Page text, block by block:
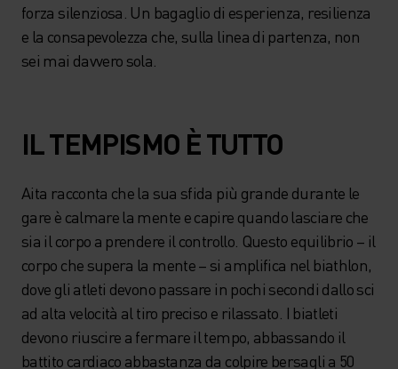
forza silenziosa. Un bagaglio di esperienza, resilienza
e la consapevolezza che, sulla linea di partenza, non
sei mai davvero sola.
IL TEMPISMO È TUTTO
Aita racconta che la sua sfida più grande durante le
gare è calmare la mente e capire quando lasciare che
sia il corpo a prendere il controllo. Questo equilibrio – il
corpo che supera la mente – si amplifica nel biathlon,
dove gli atleti devono passare in pochi secondi dallo sci
ad alta velocità al tiro preciso e rilassato. I biatleti
devono riuscire a fermare il tempo, abbassando il
battito cardiaco abbastanza da colpire bersagli a 50